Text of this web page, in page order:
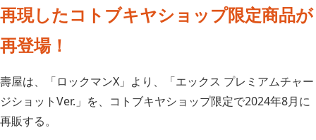
再現したコトブキヤショップ限定商品が
再登場！
壽屋は、「ロックマンX」より、「エックス プレミアムチャー
ジショットVer.」を、コトブキヤショップ限定で2024年8月に
再販する。